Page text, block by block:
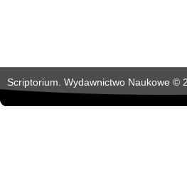
Scriptorium. Wydawnictwo Naukowe ©